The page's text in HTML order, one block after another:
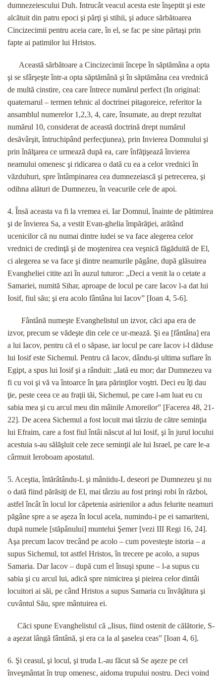
dumnezeiescului Duh. Intrucât veacul acesta este înşeptit şi este
alcătuit din patru epoci şi părţi şi stihii, şi aduce sărbătoarea
Cincizecimii pentru aceia care, în el, se fac pe sine părtaşi prin
fapte ai patimilor lui Hristos.
Această sărbătoare a Cincizecimii începe în săptămâna a opta
şi se sfârşeşte într-a opta săptămână şi în săptămâna cea vrednică
de multă cinstire, cea care întrece numărul perfect (In original:
quaternarul – termen tehnic al doctrinei pitagoreice, referitor la
ansamblul numerelor 1,2,3, 4, care, însumate, au drept rezultat
numărul 10, considerat de această doctrină drept numărul
desăvârşit, întruchipând perfecţiunea), prin Invierea Domnului şi
prin înălţarea ce urmează după ea, care înfăţişează învierea
neamului omenesc şi ridicarea o dată cu ea a celor vrednici în
văzduhuri, spre întâmpinarea cea dumnezeiască şi petrecerea, şi
odihna alături de Dumnezeu, în veacurile cele de apoi.
4. Însă aceasta va fi la vremea ei. Iar Domnul, înainte de pătimirea
şi de învierea Sa, a vestit Evan-ghelia împărăţiei, arătând
ucenicilor că nu numai dintre iudei se va face alegerea celor
vrednici de credinţă şi de moştenirea cea veşnică făgăduită de El,
ci alegerea se va face şi dintre neamurile păgâne, după glăsuirea
Evangheliei citite azi în auzul tuturor: „Deci a venit la o cetate a
Samariei, numită Sihar, aproape de locul pe care Iacov l-a dat lui
Iosif, fiul său; şi era acolo fântâna lui Iacov” [Ioan 4, 5-6].
Fântână numeşte Evanghelistul un izvor, căci apa era de
izvor, precum se vădeşte din cele ce ur-mează. Şi ea [fântâna] era
a lui Iacov, pentru că el o săpase, iar locul pe care Iacov i-l dăduse
lui Iosif este Sichemul. Pentru că Iacov, dându-şi ultima suflare în
Egipt, a spus lui Iosif şi a rânduit: „Iată eu mor; dar Dumnezeu va
fi cu voi şi vă va întoarce în ţara părinţilor voştri. Deci eu îţi dau
ţie, peste ceea ce au fraţii tăi, Sichemul, pe care l-am luat eu cu
sabia mea şi cu arcul meu din mâinile Amoreilor” [Facerea 48, 21-
22]. De aceea Sichemul a fost locuit mai târziu de către seminţia
lui Efraim, care a fost fiul întâi născut al lui Iosif, şi în jurul locului
acestuia s-au sălăşluit cele zece seminţii ale lui Israel, pe care le-a
cârmuit Ieroboam apostatul.
5. Aceştia, întărâtându-L şi mâniidu-L deseori pe Dumnezeu şi nu
o dată fiind părăsiţi de El, mai târziu au fost prinşi robi în război,
astfel încât în locul lor căpetenia asirienilor a adus felurite neamuri
păgâne spre a se aşeza în locul acela, numindu-i pe ei samariteni,
după numele [stăpânului] muntelui Şemer [vezi III Regi 16, 24].
Aşa precum Iacov trecând pe acolo – cum povesteşte istoria – a
supus Sichemul, tot astfel Hristos, în trecere pe acolo, a supus
Samaria. Dar Iacov – după cum el însuşi spune – l-a supus cu
sabia şi cu arcul lui, adică spre nimicirea şi pieirea celor dintâi
locuitori ai săi, pe când Hristos a supus Samaria cu învăţătura şi
cuvântul Său, spre mântuirea ei.
Căci spune Evanghelistul că „Iisus, fiind ostenit de călătorie, S-
a aşezat lângă fântână, şi era ca la al şaselea ceas” [Ioan 4, 6].
6. Şi ceasul, şi locul, şi truda L-au făcut să Se aşeze pe cel
înveşmântat în trup omenesc, aidoma trupului nostru. Deci voind